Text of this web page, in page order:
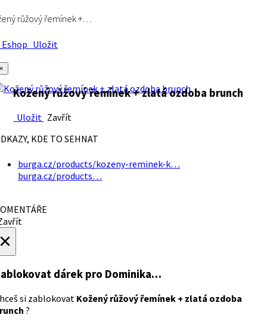
růžový řemínek +…
Uložit
Kožený růžový řemínek + zlatá ozdoba brunch
Uložit Zavřít
KDE TO SEHNAT
burga.cz/products/kozeny-reminek-k…
burga.cz/products…
dárek pro Dominika…
si zablokovat Kožený růžový řemínek + zlatá ozdoba
?